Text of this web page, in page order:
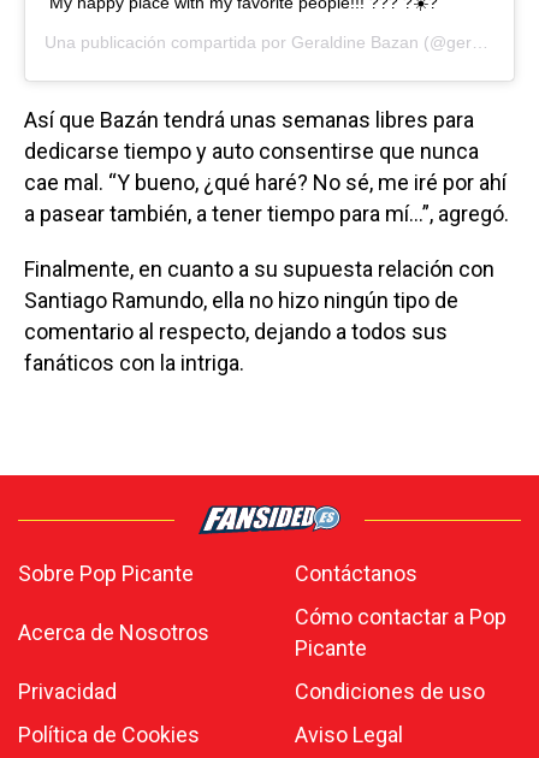
Una publicación compartida por Geraldine Bazan (@geraldinebazan) el
Así que Bazán tendrá unas semanas libres para
dedicarse tiempo y auto consentirse que nunca
cae mal. “Y bueno, ¿qué haré? No sé, me iré por ahí
a pasear también, a tener tiempo para mí…”, agregó.
Finalmente, en cuanto a su supuesta relación con
Santiago Ramundo, ella no hizo ningún tipo de
comentario al respecto, dejando a todos sus
fanáticos con la intriga.
Sobre Pop Picante Contáctanos
Acerca de Nosotros
Cómo contactar a Pop
Picante
Privacidad
Condiciones de uso
Política de Cookies
Aviso Legal